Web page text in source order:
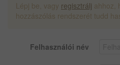
Lépj be, vagy regisztrálj ahhoz,
hozzászólás rendszerét tudd
Felhasználói név